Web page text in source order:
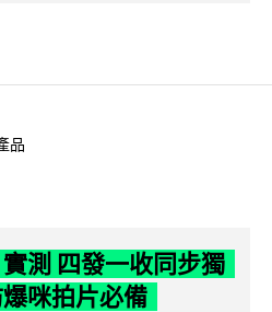
品
測 四發一收同步獨
咪拍片必備